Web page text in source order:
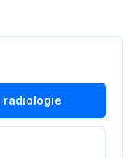
radiologie